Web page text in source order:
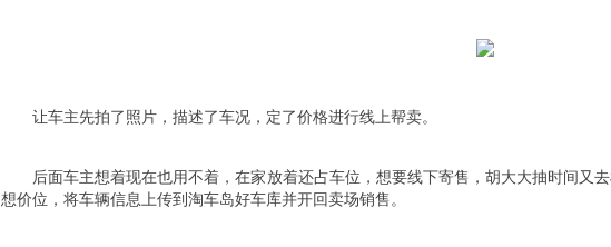
让车主先拍了照片，描述了车况，定了价格进行线上帮卖。
后面车主想着现在也用不着，在家放着还占车位，想要线下寄售，胡大大抽时间又
想价位，将车辆信息上传到淘车岛好车库并开回卖场销售。